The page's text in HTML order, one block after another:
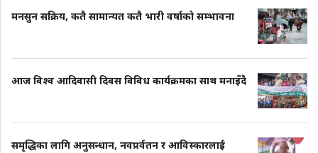
मनसुन सक्रिय, कतै सामान्यत कतै भारी वर्षाको सम्भावना
आज विश्व आदिवासी दिवस विविध कार्यक्रमका साथ मनाइँदै
समृद्धिका लागि अनुसन्धान, नवप्रर्वतन र आविस्कारलाई